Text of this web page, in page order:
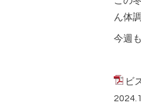
ん体
今週
ビ